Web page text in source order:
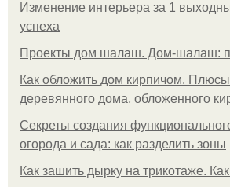
Изменение интерьера за 1
успеха
Проекты дом шалаш. Дом-шалаш:
Как обложить дом кирпичом.
деревянного дома, обложенного
Секреты создания
огорода и сада: как разделить зоны
Как зашить дырку на трикотаже.